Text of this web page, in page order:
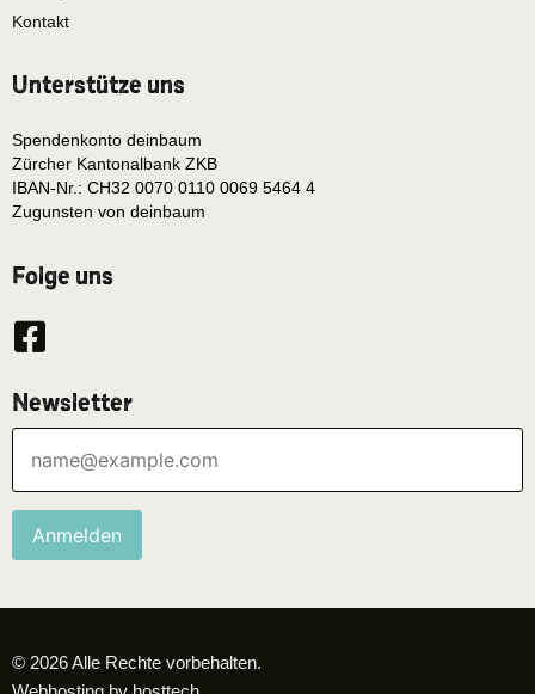
Kontakt
Unterstütze uns
Spendenkonto deinbaum
Zürcher Kantonalbank ZKB
IBAN-Nr.: CH32 0070 0110 0069 5464 4
Zugunsten von deinbaum
Folge uns
Newsletter
Anmelden
© 2026 Alle Rechte vorbehalten.